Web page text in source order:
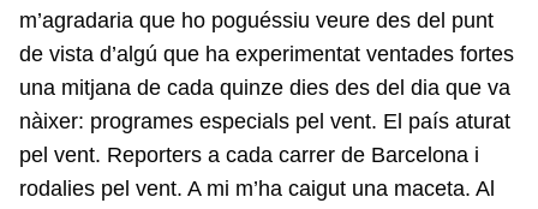
m’agradaria que ho poguéssiu veure des del punt
de vista d’algú que ha experimentat ventades fortes
una mitjana de cada quinze dies des del dia que va
nàixer: programes especials pel vent. El país aturat
pel vent. Reporters a cada carrer de Barcelona i
rodalies pel vent. A mi m’ha caigut una maceta. Al